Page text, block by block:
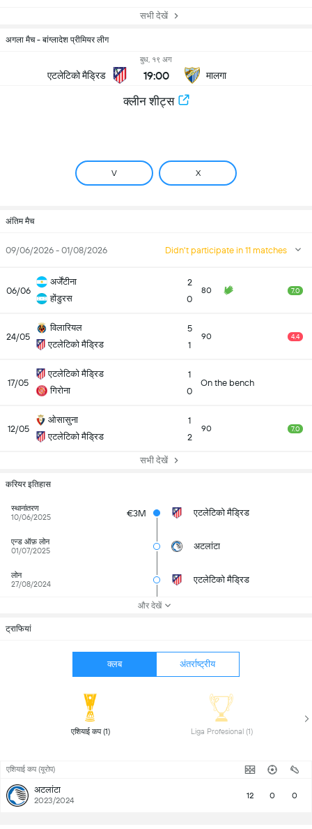
सभी देखें
अगला मैच - बांग्लादेश प्रीमियर लीग
एटलेटिको मैड्रिड
बुध, १९ अग
19:00 मालगा
क्लीन शीट्स
V X
अंतिम मैच
09/06/2026 - 01/08/2026 Didn't participate in 11 matches
06/06
अर्जेंटीना
होंडुरस
2
0
80 7.0
24/05
विलारियल
एटलेटिको मैड्रिड
5
1
90 4.4
17/05
एटलेटिको मैड्रिड
गिरोना
1
0
On the bench
12/05
ओसासुना
एटलेटिको मैड्रिड
1
2
90 7.0
सभी देखें
करियर इतिहास
स्थानांतरण
10/06/2025
€3M एटलेटिको मैड्रिड
एन्ड ऑफ़ लोन
01/07/2025
अटलांटा
लोन
27/08/2024
एटलेटिको मैड्रिड
और देखें
ट्राफियां
क्लब अंतर्राष्ट्रीय
एशियाई कप (1) Liga Profesional (1)
एशियाई कप (यूरोप)
अटलांटा
2023/2024 12 0 0